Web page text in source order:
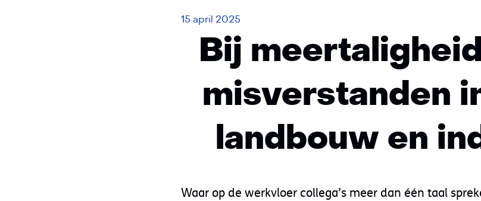
Bij
misverstanden
landbouw en
15 april 2025
Waar op de werkvloer collega’s meer dan één taal